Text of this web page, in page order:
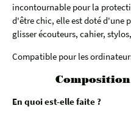
incontournable pour la
d'être chic, elle est doté d'une
glisser écouteurs, cahier,
Compatible pour les
En quoi est-elle faite ?